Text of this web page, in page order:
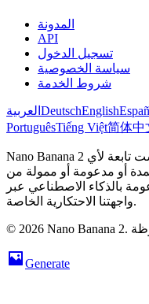
المدونة
API
تسجيل الدخول
سياسة الخصوصية
شروط الخدمة
العربية DeutschEnglish
PortuguêsTiếng Việt简体中
Nano Banana 2 هي منصة ذكاء اصطناعي مستقلة وليست تابعة لأي
أو مدعومة أو ممولة من
بالذكاء الاصطناعي عبر
واجهتنا الاحتكارية الخاصة.
Generate